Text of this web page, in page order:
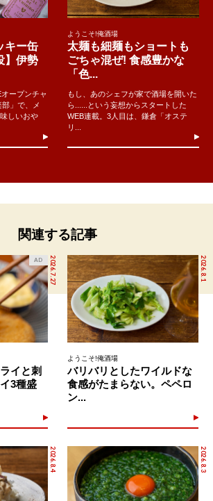
キー缶
】伊勢
ープンチャ
」で、メ
しいおや
ようこそ!俺酒場
太麺も細麺もショートも
ごちゃ混ぜ! 食感豊かな
「色...
もし、あのシェフが家で酒場を開いた
ら......という妄想からスタートした
WEB連載。3人目は、鎌倉「オステ
リ...
関連する記事
2026.7.27
AD
イと刺
3種盛
2026.8.1
ようこそ!俺酒場
バリバリとしたワイルドな
食感がたまらない。ペペロ
ン...
2026.8.4 2026.8.3